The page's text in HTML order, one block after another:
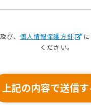
及び、個人情報保護方針
ください。
上記の内容で送信す